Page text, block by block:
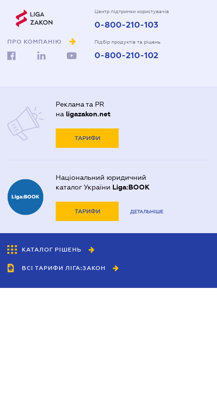
ПРО КОМПАНІЮ
Центр підтримки користувачів
0-800-210-103
Підбір продуктів та рішень
0-800-210-102
Реклама та PR
на ligazakon.net
ТАРИФИ
Національний юридичний
каталог України Liga:BOOK
ТАРИФИ ДЕТАЛЬНІШЕ
КАТАЛОГ РІШЕНЬ
ВСІ ТАРИФИ ЛІГА:ЗАКОН